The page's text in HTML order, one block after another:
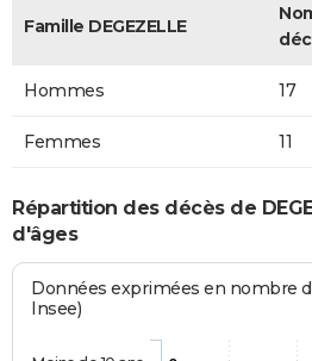
Famille DEGEZELLE
Hommes 17
Femmes 11
Répartition des décès de
d'âges
Données exprimées en nombre
Insee)